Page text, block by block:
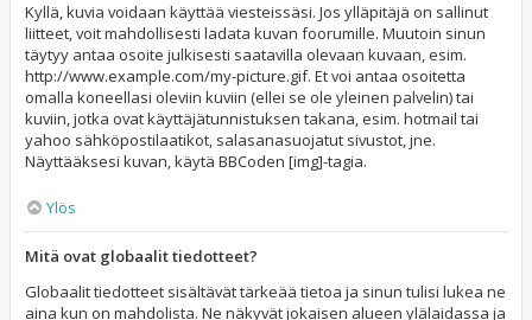
Kyllä, kuvia voidaan käyttää viesteissäsi. Jos ylläpitäjä on sallinut
liitteet, voit mahdollisesti ladata kuvan foorumille. Muutoin sinun
täytyy antaa osoite julkisesti saatavilla olevaan kuvaan, esim.
http://www.example.com/my-picture.gif. Et voi antaa osoitetta
omalla koneellasi oleviin kuviin (ellei se ole yleinen palvelin) tai
kuviin, jotka ovat käyttäjätunnistuksen takana, esim. hotmail tai
yahoo sähköpostilaatikot, salasanasuojatut sivustot, jne.
Näyttääksesi kuvan, käytä BBCoden [img]-tagia.
Ylös
Mitä ovat globaalit tiedotteet?
Globaalit tiedotteet sisältävät tärkeää tietoa ja sinun tulisi lukea ne
aina kun on mahdolista. Ne näkyvät jokaisen alueen ylälaidassa ja